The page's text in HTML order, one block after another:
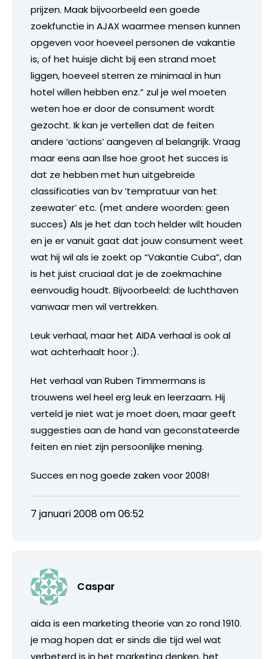
prijzen. Maak bijvoorbeeld een goede
zoekfunctie in AJAX waarmee mensen kunnen
opgeven voor hoeveel personen de vakantie
is, of het huisje dicht bij een strand moet
liggen, hoeveel sterren ze minimaal in hun
hotel willen hebben enz.” zul je wel moeten
weten hoe er door de consument wordt
gezocht. Ik kan je vertellen dat de feiten
andere ‘actions’ aangeven al belangrijk. Vraag
maar eens aan Ilse hoe groot het succes is
dat ze hebben met hun uitgebreide
classificaties van bv ’tempratuur van het
zeewater’ etc. (met andere woorden: geen
succes) Als je het dan toch helder wilt houden
en je er vanuit gaat dat jouw consument weet
wat hij wil als ie zoekt op “Vakantie Cuba”, dan
is het juist cruciaal dat je de zoekmachine
eenvoudig houdt. Bijvoorbeeld: de luchthaven
vanwaar men wil vertrekken.
Leuk verhaal, maar het AIDA verhaal is ook al
wat achterhaalt hoor ;).
Het verhaal van Ruben Timmermans is
trouwens wel heel erg leuk en leerzaam. Hij
verteld je niet wat je moet doen, maar geeft
suggesties aan de hand van geconstateerde
feiten en niet zijn persoonlijke mening.
Succes en nog goede zaken voor 2008!
7 januari 2008 om 06:52
Caspar
aida is een marketing theorie van zo rond 1910.
je mag hopen dat er sinds die tijd wel wat
verbeterd is in het marketing denken. het